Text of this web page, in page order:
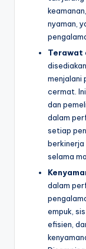
nyaman,
Terawat
menjalani
cermat.
dan
dalam
setiap
berkinerja
selama
dalam
empuk,
efisien,